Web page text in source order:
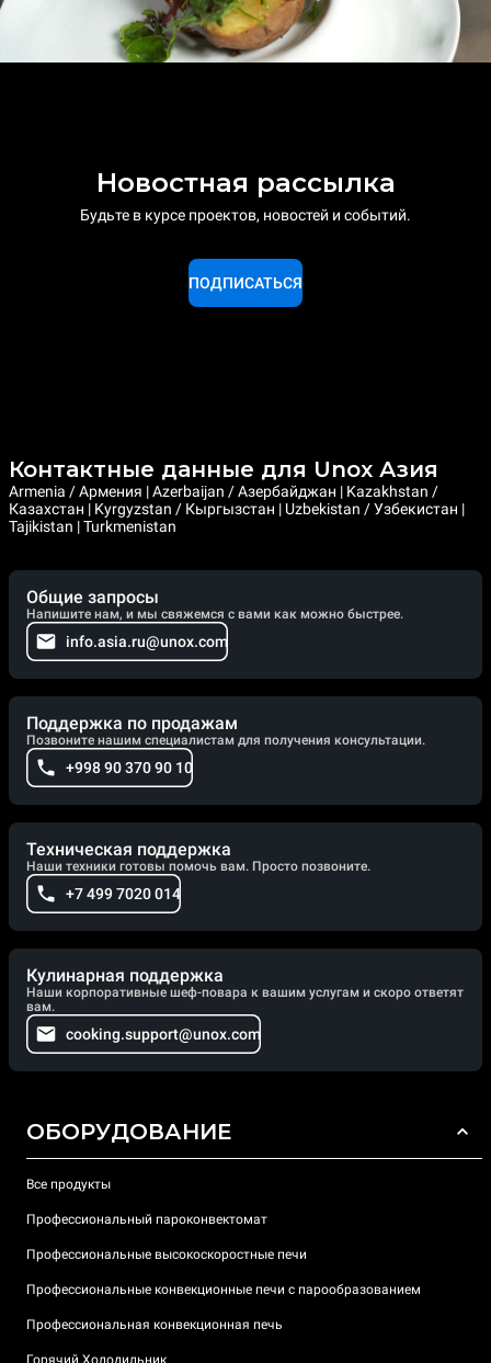
Новостная рассылка
Будьте в курсе проектов, новостей и событий.
ПОДПИСАТЬСЯ
Контактные данные для Unox Азия
Armenia / Армения | Azerbaijan / Азербайджан | Kazakhstan /
Казахстан | Kyrgyzstan / Кыргызстан | Uzbekistan / Узбекистан |
Tajikistan | Turkmenistan
Общие запросы
Напишите нам, и мы свяжемся с вами как можно быстрее.
info.asia.ru@unox.com
Поддержка по продажам
Позвоните нашим специалистам для получения консультации.
+998 90 370 90 10
Техническая поддержка
Наши техники готовы помочь вам. Просто позвоните.
+7 499 7020 014
Кулинарная поддержка
Наши корпоративные шеф-повара к вашим услугам и скоро ответят
вам.
cooking.support@unox.com
ОБОРУДОВАНИЕ
Все продукты
Профессиональный пароконвектомат
Профессиональные высокоскоростные печи
Профессиональные конвекционные печи с парообразованием
Профессиональная конвекционная печь